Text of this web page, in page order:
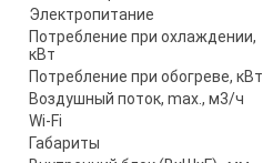
Электропитание
Потребление при охлаждении,
кВт
Потребление при обогреве, кВт
Воздушный поток, max., м3/ч
Wi-Fi
Габариты